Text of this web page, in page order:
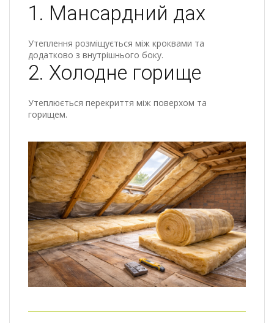
1. Мансардний дах
Утеплення розміщується між кроквами та
додатково з внутрішнього боку.
2. Холодне горище
Утеплюється перекриття між поверхом та
горищем.